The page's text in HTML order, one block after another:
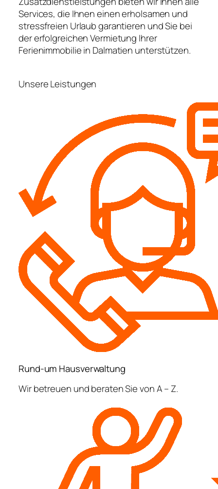
Services, die Ihnen einen erholsamen und
stressfreien Urlaub garantieren und Sie bei
der erfolgreichen Vermietung Ihrer
Ferienimmobilie in Dalmatien unterstützen.
Unsere Leistungen
Rund-um Hausverwaltung
Wir betreuen und beraten Sie von A – Z.